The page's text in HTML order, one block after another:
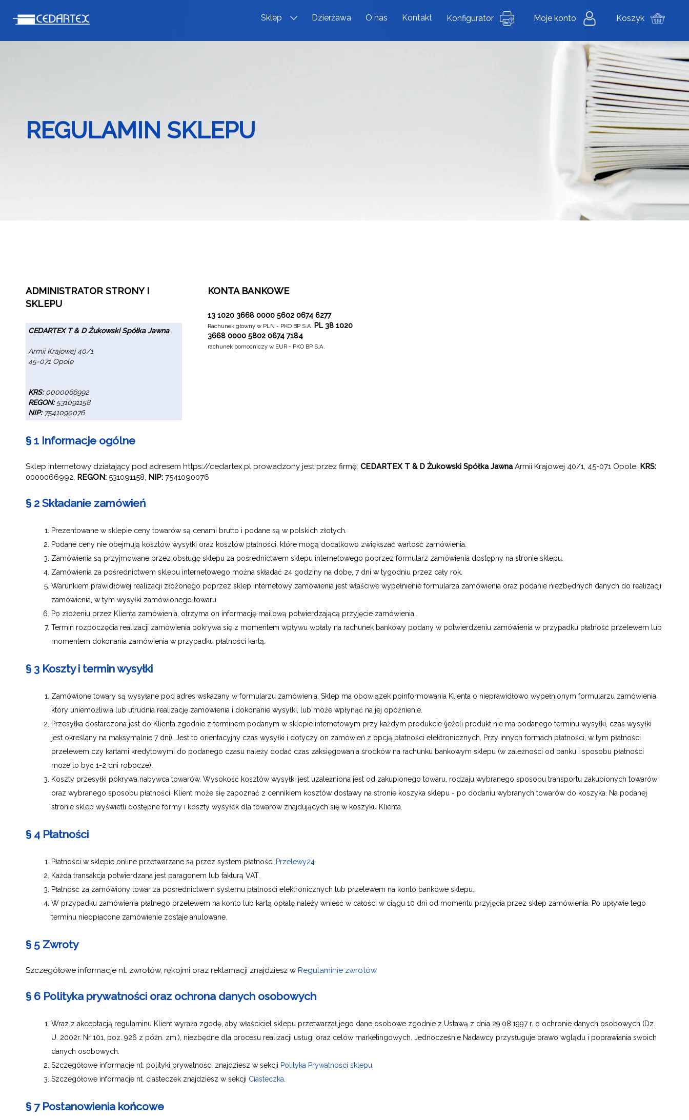
Sklep Dzierżawa O nas Kontakt Konfigurator Moje konto Koszyk
REGULAMIN SKLEPU
ADMINISTRATOR STRONY I
SKLEPU
CEDARTEX T & D Żukowski Spółka Jawna
Armii Krajowej 40/1
45-071 Opole
KRS:0000066992
REGON:531091158
NIP: 7541090076
KONTA BANKOWE
13 1020 3668 0000 5602 0674 6277
Rachunek głowny w PLN - PKO BP S.A. PL 38 1020
3668 0000 5802 0674 7184
rachunek pomocniczy w EUR - PKO BP S.A.
§ 1 Informacje ogólne
Sklep internetowy działający pod adresem https://cedartex.pl prowadzony jest przez firmę: CEDARTEX T & D Żukowski Spółka JawnaArmii Krajowej 40/1, 45-071 Opole. KRS:
0000066992, REGON: 531091158, NIP: 7541090076
§ 2 Składanie zamówień
Prezentowane w sklepie ceny towarów są cenami brutto i podane są w polskich złotych.
Podane ceny nie obejmują kosztów wysyłki oraz kosztów płatności, które mogą dodatkowo zwiększać wartość zamówienia.
Zamówienia są przyjmowane przez obsługę sklepu za pośrednictwem sklepu internetowego poprzez formularz zamówienia dostępny na stronie sklepu.
Zamówienia za pośrednictwem sklepu internetowego można składać 24 godziny na dobę, 7 dni w tygodniu przez cały rok.
Warunkiem prawidłowej realizacji złożonego poprzez sklep internetowy zamówienia jest właściwe wypełnienie formularza zamówienia oraz podanie niezbędnych danych do realizacji
zamówienia, w tym wysyłki zamówionego towaru.
Po złożeniu przez Klienta zamówienia, otrzyma on informację mailową potwierdzającą przyjęcie zamówienia.
Termin rozpoczęcia realizacji zamówienia pokrywa się z momentem wpływu wpłaty na rachunek bankowy podany w potwierdzeniu zamówienia w przypadku płatność przelewem lub
momentem dokonania zamówienia w przypadku płatności kartą.
§ 3 Koszty i termin wysyłki
Zamówione towary są wysyłane pod adres wskazany w formularzu zamówienia. Sklep ma obowiązek poinformowania Klienta o nieprawidłowo wypełnionym formularzu zamówienia,
który uniemożliwia lub utrudnia realizację zamówienia i dokonanie wysyłki, lub może wpłynąć na jej opóźnienie.
Przesyłka dostarczona jest do Klienta zgodnie z terminem podanym w sklepie internetowym przy każdym produkcie (jeżeli produkt nie ma podanego terminu wysyłki, czas wysyłki
jest określany na maksymalnie 7 dni). Jest to orientacyjny czas wysyłki i dotyczy on zamówień z opcją płatności elektronicznych. Przy innych formach płatności, w tym płatności
przelewem czy kartami kredytowymi do podanego czasu należy dodać czas zaksięgowania środków na rachunku bankowym sklepu (w zależności od banku i sposobu płatności
może to być 1-2 dni robocze).
Koszty przesyłki pokrywa nabywca towarów. Wysokość kosztów wysyłki jest uzależniona jest od zakupionego towaru, rodzaju wybranego sposobu transportu zakupionych towarów
oraz wybranego sposobu płatności. Klient może się zapoznać z cennikiem kosztów dostawy na stronie koszyka sklepu - po dodaniu wybranych towarów do koszyka. Na podanej
stronie sklep wyświetli dostępne formy i koszty wysyłek dla towarów znajdujących się w koszyku Klienta.
§ 4 Płatności
Płatności w sklepie online przetwarzane są przez system płatności Przelewy24
Każda transakcja potwierdzana jest paragonem lub fakturą VAT.
Płatność za zamówiony towar za pośrednictwem systemu płatności elektronicznych lub przelewem na konto bankowe sklepu.
W przypadku zamówienia płatnego przelewem na konto lub kartą opłatę należy wnieść w całości w ciągu 10 dni od momentu przyjęcia przez sklep zamówienia. Po upływie tego
terminu nieopłacone zamówienie zostaje anulowane.
§ 5 Zwroty
Szczegółowe informacje nt. zwrotów, rękojmi oraz reklamacji znajdziesz w Regulaminie zwrotów
§ 6 Polityka prywatności oraz ochrona danych osobowych
Wraz z akceptacją regulaminu Klient wyraża zgodę, aby właściciel sklepu przetwarzał jego dane osobowe zgodnie z Ustawą z dnia 29.08.1997 r. o ochronie danych osobowych (Dz.
U. 2002r. Nr 101, poz. 926 z późn. zm.), niezbędne dla procesu realizacji usługi oraz celów marketingowych. Jednocześnie Nadawcy przysługuje prawo wglądu i poprawiania swoich
danych osobowych.
Szczegółowe informacje nt. polityki prywatności znajdziesz w sekcji Polityka Prywatności sklepu
Szczegółowe informacje nt. ciasteczek znajdziesz w sekcji Ciasteczka
§ 7 Postanowienia końcowe